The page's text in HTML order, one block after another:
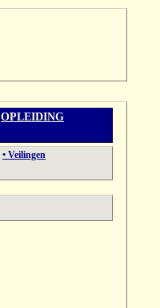
OPLEIDING
• Veilingen